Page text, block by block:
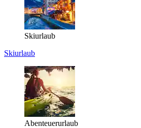
Skiurlaub
Skiurlaub
Abenteuerurlaub